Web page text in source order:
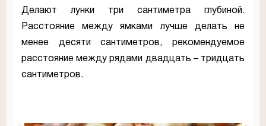
Делают лунки три сантиметра глубиной.
Расстояние между ямками лучше делать не
менее десяти сантиметров, рекомендуемое
расстояние между рядами двадцать – тридцать
сантиметров.